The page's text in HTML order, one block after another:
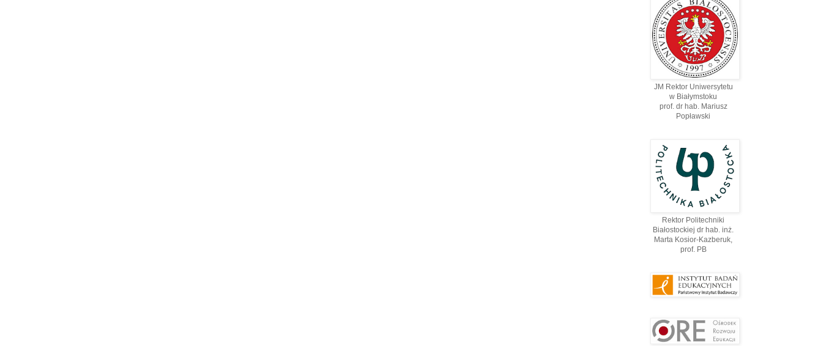
JM Rektor Uniwersytetu
w Białymstoku
prof. dr hab. Mariusz
Popławski
Rektor Politechniki
Białostockiej dr hab. inż.
Marta Kosior-Kazberuk,
prof. PВ